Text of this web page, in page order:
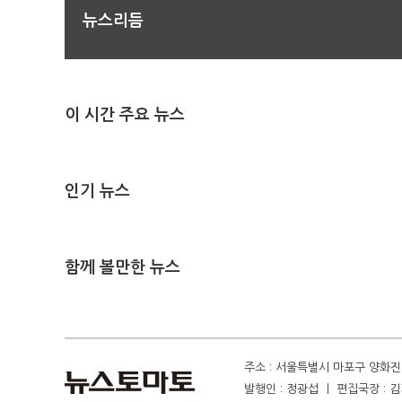
뉴스리듬
이 시간 주요 뉴스
인기 뉴스
함께 볼만한 뉴스
주소 : 서울특별시 마포구 양화
발행인 : 정광섭 ㅣ 편집국장 :